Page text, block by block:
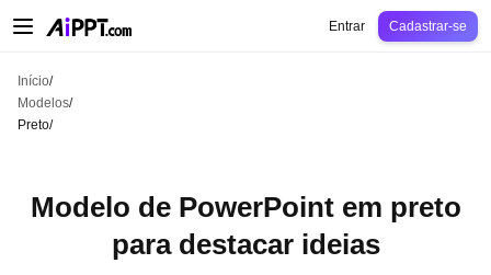
Educação
Entrar Cadastrar-se
Início/
Modelos/
Preto/
Modelo de PowerPoint em preto
para destacar ideias